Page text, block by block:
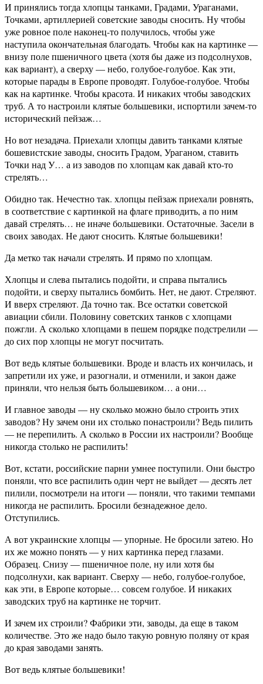
И принялись тогда хлопцы танками, Градами, Ураганами,
Точками, артиллерией советские заводы сносить. Ну чтобы
уже ровное поле наконец-то получилось, чтобы уже
наступила окончательная благодать. Чтобы как на картинке —
внизу поле пшеничного цвета (хотя бы даже из подсолнухов,
как вариант), а сверху — небо, голубое-голубое. Как эти,
которые парады в Европе проводят. Голубое-голубое. Чтобы
как на картинке. Чтобы красота. И никаких чтобы заводских
труб. А то настроили клятые большевики, испортили зачем-то
исторический пейзаж…
Но вот незадача. Приехали хлопцы давить танками клятые
бошевистские заводы, сносить Градом, Ураганом, ставить
Точки над У… а из заводов по хлопцам как давай кто-то
стрелять…
Обидно так. Нечестно так. хлопцы пейзаж приехали ровнять,
в соответствие с картинкой на флаге приводить, а по ним
давай стрелять… не иначе большевики. Остаточные. Засели в
своих заводах. Не дают сносить. Клятые большевики!
Да метко так начали стрелять. И прямо по хлопцам.
Хлопцы и слева пытались подойти, и справа пытались
подойти, и сверху пытались бомбить. Нет, не дают. Стреляют.
И вверх стреляют. Да точно так. Все остатки советской
авиации сбили. Половину советских танков с хлопцами
пожгли. А сколько хлопцами в пешем порядке подстрелили —
до сих пор хлопцы не могут посчитать.
Вот ведь клятые большевики. Вроде и власть их кончилась, и
запретили их уже, и разогнали, и отменили, и закон даже
приняли, что нельзя быть большевиком… а они…
И главное заводы — ну сколько можно было строить этих
заводов? Ну зачем они их столько понастроили? Ведь пилить
— не перепилить. А сколько в России их настроили? Вообще
никогда столько не распилить!
Вот, кстати, российские парни умнее поступили. Они быстро
поняли, что все распилить один черт не выйдет — десять лет
пилили, посмотрели на итоги — поняли, что такими темпами
никогда не распилить. Бросили безнадежное дело.
Отступились.
А вот украинские хлопцы — упорные. Не бросили затею. Но
их же можно понять — у них картинка перед глазами.
Образец. Снизу — пшеничное поле, ну или хотя бы
подсолнухи, как вариант. Сверху — небо, голубое-голубое,
как эти, в Европе которые… совсем голубое. И никаких
заводских труб на картинке не торчит.
И зачем их строили? Фабрики эти, заводы, да еще в таком
количестве. Это же надо было такую ровную поляну от края
до края заводами занять.
Вот ведь клятые большевики!